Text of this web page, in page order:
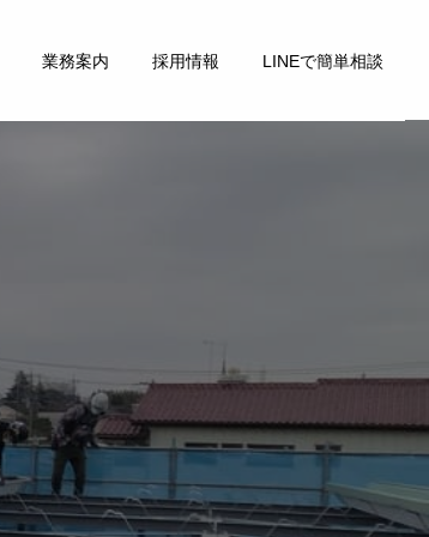
業務案内 採用情報 LINEで簡単相談